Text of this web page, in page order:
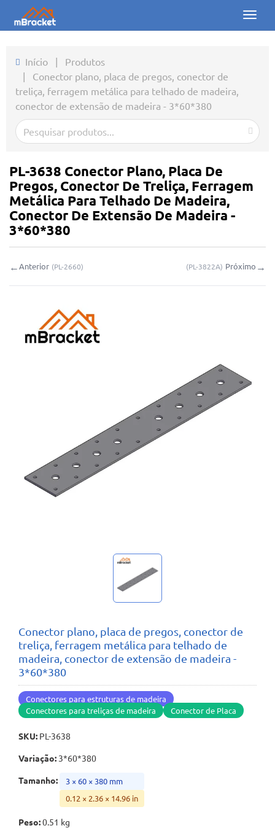
Toggle
Produtos
Notícias
Fotos
Sobre nós
Contato
Downloads
Minhas consultas
🌐 Language▼
Início | Produtos
| Conector plano, placa de pregos, conector de
treliça, ferragem metálica para telhado de madeira,
conector de extensão de madeira - 3*60*380
PL-3638 Conector Plano, Placa De
Pregos, Conector De Treliça, Ferragem
Metálica Para Telhado De Madeira,
Conector De Extensão De Madeira -
3*60*380
←Anterior (PL-2660) (PL-3822A) Próximo →
Conector plano, placa de pregos, conector de
treliça, ferragem metálica para telhado de
madeira, conector de extensão de madeira -
3*60*380
Conectores para estruturas de madeira
Conectores para treliças de madeira
Conector de Placa
SKU: PL-3638
Variação: 3*60*380
Tamanho:
3 × 60 × 380 mm
0.12 × 2.36 × 14.96 in
Peso:0.51 kg